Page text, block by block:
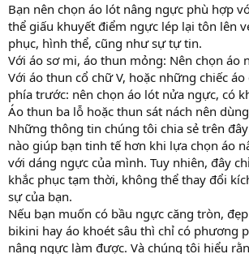
Bạn nên chọn áo lót nâng ngực phù hợp
thể giấu khuyết điểm ngực lép lại tôn lên
phục, hình thể, cũng như sự tự tin.
Với áo sơ mi, áo thun mỏng: Nên chọn áo
Với áo thun cổ chữ V, hoặc những chiếc
phía trước: nên chọn áo lót nửa ngực, có
Áo thun ba lỗ hoặc thun sát nách nên
Những thông tin chúng tôi chia sẻ trên
nào giúp bạn tinh tế hơn khi lựa chọn áo
với dáng ngực của mình. Tuy nhiên, đây
khắc phục tạm thời, không thể thay đổi
sự của bạn.
Nếu bạn muốn có bầu ngực căng tròn,
bikini hay áo khoét sâu thì chỉ có phương
nâng ngực làm được. Và chúng tôi hiểu